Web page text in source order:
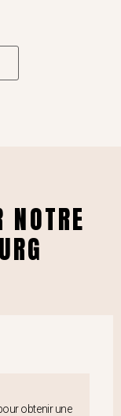
obtenir une